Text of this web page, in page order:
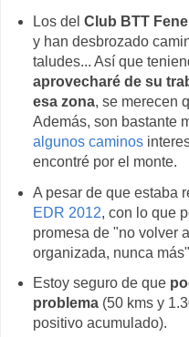
Los del Club BTT Fene
y han desbrozado
taludes... Así que
aprovecharé de su
esa zona, se merecen
Además, son bastante
algunos caminos
encontré por el monte.
A pesar de que estaba
EDR 2012, con lo que
promesa de "no volver
organizada, nunca
Estoy seguro de que
problema(50 kms y
positivo acumulado).